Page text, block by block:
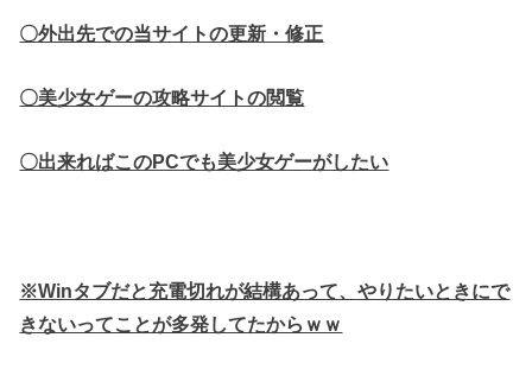
〇外出先での当サイトの更新・修正
〇美少女ゲーの攻略サイトの閲覧
〇出来ればこのPCでも美少女ゲーがしたい
※Winタブだと充電切れが結構あって、やりたいときにで
きないってことが多発してたからｗｗ